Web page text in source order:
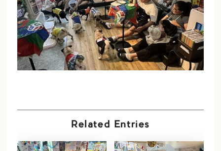
Related Entries